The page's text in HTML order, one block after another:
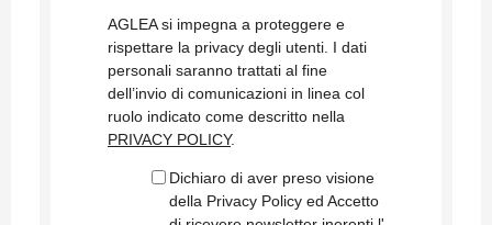
AGLEA si impegna a proteggere e
rispettare la privacy degli utenti. I dati
personali saranno trattati al fine
dell’invio di comunicazioni in linea col
ruolo indicato come descritto nella
PRIVACY POLICY.
Dichiaro di aver preso visione
della Privacy Policy ed Accetto